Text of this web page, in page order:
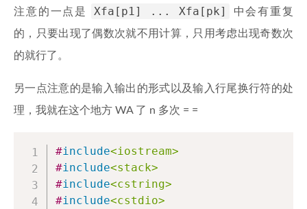
注意的一点是 Xfa[p1] ... Xfa[pk]
中会有重复
的，只要出现了偶数次就不用计算，只用考虑出现奇数次
的就行了。
另一点注意的是输入输出的形式以及输入行尾换行符的处
理，我就在这个地方 WA 了 n 多次 = =
#include<iostream>
#include<stack>
#include<cstring>
#include<cstdio>